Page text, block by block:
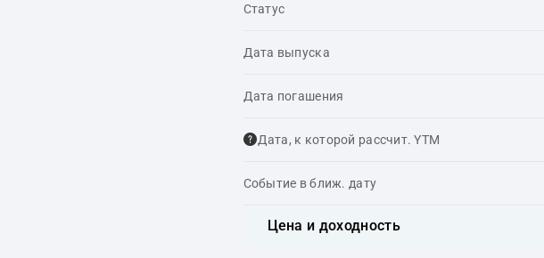
Статус
Дата выпуска
Дата погашения
Дата, к которой рассчит. YTM
Событие в ближ. дату
Цена и доходность